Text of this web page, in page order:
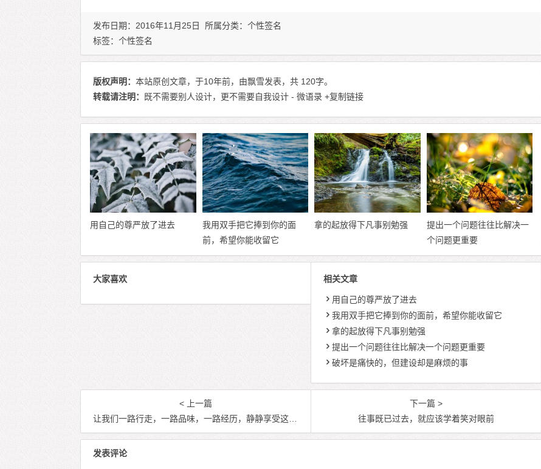
发布日期：2016年11月25日 所属分类： 个性签名
标签： 个性签名
版权声明： 本站原创文章，于10年前，由飘雪发表，共 120字。
转载请注明：
既不需要别人设计，更不需要自我设计 - 微语录 +复制链接
用自己的尊严放了进去
我用双手把它捧到你的面
前，希望你能收留它
拿的起放得下凡事别勉强
提出一个问题往往比解决一
个问题更重要
大家喜欢 相关文章
用自己的尊严放了进去
我用双手把它捧到你的面前，希望你能收留它
拿的起放得下凡事别勉强
提出一个问题往往比解决一个问题更重要
破坏是痛快的，但建设却是麻烦的事
< 上一篇
让我们一路行走，一路品味，一路经历，静静享受这美丽的人生
下一篇 >
往事既已过去，就应该学着笑对眼前
发表评论